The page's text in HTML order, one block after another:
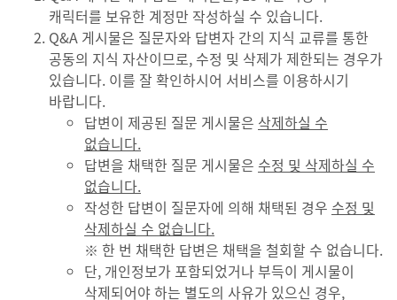
캐릭터를 보유한 계정만 작성하실 수 있습니다.
Q&A 게시물은 질문자와 답변자 간의 지식 교류를 통한
공동의 지식 자산이므로, 수정 및 삭제가 제한되는 경우가
있습니다. 이를 잘 확인하시어 서비스를 이용하시기
바랍니다.
답변이 제공된 질문 게시물은 삭제하실 수
없습니다.
답변을 채택한 질문 게시물은 수정 및 삭제하실 수
없습니다.
작성한 답변이 질문자에 의해 채택된 경우 수정 및
삭제하실 수 없습니다.
※ 한 번 채택한 답변은 채택을 철회할 수 없습니다.
단, 개인정보가 포함되었거나 부득이 게시물이
삭제되어야 하는 별도의 사유가 있으신 경우,